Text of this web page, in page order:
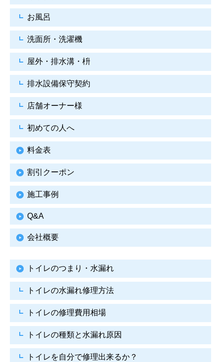
お風呂
洗面所・洗濯機
屋外・排水溝・枡
排水設備保守契約
店舗オーナー様
初めての人へ
料金表
割引クーポン
施工事例
Q&A
会社概要
トイレのつまり・水漏れ
トイレの水漏れ修理方法
トイレの修理費用相場
トイレの種類と水漏れ原因
トイレを自分で修理出来るか？